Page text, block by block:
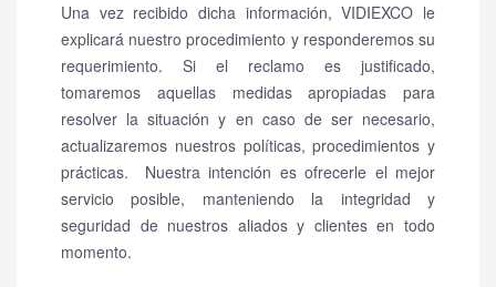
Una vez recibido dicha información, VIDIEXCO le
explicará nuestro procedimiento y responderemos su
requerimiento. Si el reclamo es justificado,
tomaremos aquellas medidas apropiadas para
resolver la situación y en caso de ser necesario,
actualizaremos nuestros políticas, procedimientos y
prácticas.
Nuestra intención es ofrecerle el mejor
servicio posible, manteniendo la integridad y
seguridad de nuestros aliados y clientes en todo
momento.